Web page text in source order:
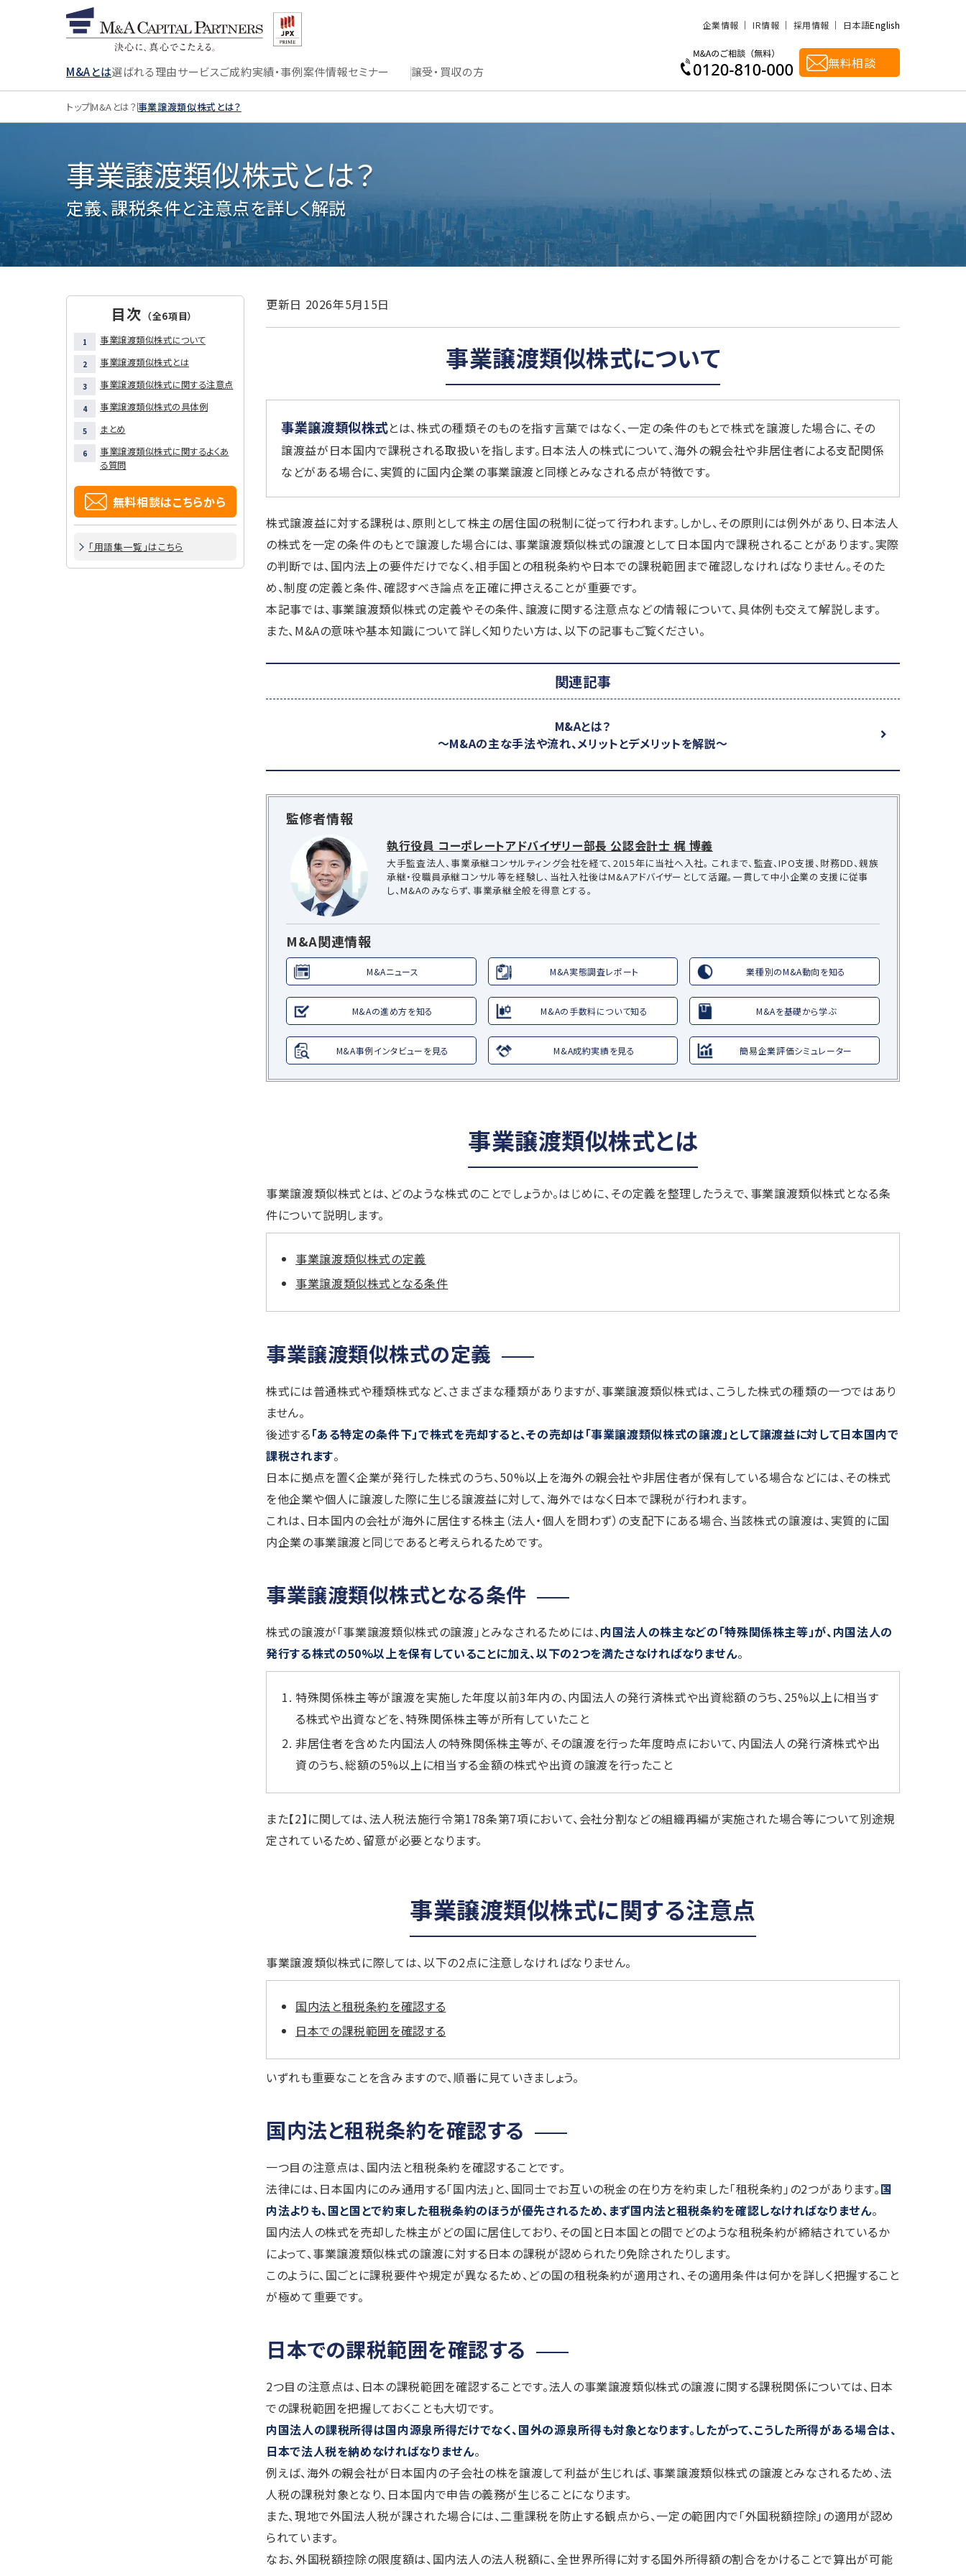
M&Aとは選ばれる理由サービスご成約実績・事例案件情報セミナー 譲受・買収の方
企業情報 IR情報 採用情報 日本語English
無料相談
トップM&Aとは？事業譲渡類似株式とは？
事業譲渡類似株式とは？
定義、課税条件と注意点を詳しく解説
目次 （全6項目）
事業譲渡類似株式について
事業譲渡類似株式とは
事業譲渡類似株式に関する注意点
事業譲渡類似株式の具体例
まとめ
事業譲渡類似株式に関するよくあ
る質問
無料相談はこちらから
「用語集一覧」はこちら
更新日 2026年5月15日
事業譲渡類似株式について
事業譲渡類似株式とは、株式の種類そのものを指す言葉ではなく、一定の条件のもとで株式を譲渡した場合に、その
譲渡益が日本国内で課税される取扱いを指します。日本法人の株式について、海外の親会社や非居住者による支配関係
などがある場合に、実質的に国内企業の事業譲渡と同様とみなされる点が特徴です。
株式譲渡益に対する課税は、原則として株主の居住国の税制に従って行われます。しかし、その原則には例外があり、日本法人
の株式を一定の条件のもとで譲渡した場合には、事業譲渡類似株式の譲渡として日本国内で課税されることがあります。実際
の判断では、国内法上の要件だけでなく、相手国との租税条約や日本での課税範囲まで確認しなければなりません。そのた
め、制度の定義と条件、確認すべき論点を正確に押さえることが重要です。
本記事では、事業譲渡類似株式の定義やその条件、譲渡に関する注意点などの情報について、具体例も交えて解説します。
また、M&Aの意味や基本知識について詳しく知りたい方は、以下の記事もご覧ください。
関連記事
M&Aとは？
～M&Aの主な手法や流れ、メリットとデメリットを解説～
監修者情報
執行役員 コーポレートアドバイザリー部長 公認会計士 梶 博義
大手監査法人、事業承継コンサルティング会社を経て、2015年に当社へ入社。 これまで、監査、IPO支援、財務DD、親族
承継・役職員承継コンサル等を経験し、当社入社後はM&Aアドバイザーとして活躍。一貫して中小企業の支援に従事
し、M&Aのみならず、事業承継全般を得意とする。
M&A関連情報
M&Aニュース M&A実態調査レポート 業種別のM&A動向を知る
M&Aの進め方を知る M&Aの手数料について知る M&Aを基礎から学ぶ
M&A事例インタビューを見る M&A成約実績を見る 簡易企業評価シミュレーター
事業譲渡類似株式とは
事業譲渡類似株式とは、どのような株式のことでしょうか。はじめに、その定義を整理したうえで、事業譲渡類似株式となる条
件について説明します。
事業譲渡類似株式の定義
事業譲渡類似株式となる条件
事業譲渡類似株式の定義
株式には普通株式や種類株式など、さまざまな種類がありますが、事業譲渡類似株式は、こうした株式の種類の一つではあり
ません。
後述する「ある特定の条件下」で株式を売却すると、その売却は「事業譲渡類似株式の譲渡」として譲渡益に対して日本国内で
課税されます。
日本に拠点を置く企業が発行した株式のうち、50%以上を海外の親会社や非居住者が保有している場合などには、その株式
を他企業や個人に譲渡した際に生じる譲渡益に対して、海外ではなく日本で課税が行われます。
これは、日本国内の会社が海外に居住する株主（法人・個人を問わず）の支配下にある場合、当該株式の譲渡は、実質的に国
内企業の事業譲渡と同じであると考えられるためです。
事業譲渡類似株式となる条件
株式の譲渡が「事業譲渡類似株式の譲渡」とみなされるためには、内国法人の株主などの「特殊関係株主等」が、内国法人の
発行する株式の50%以上を保有していることに加え、以下の2つを満たさなければなりません。
特殊関係株主等が譲渡を実施した年度以前3年内の、内国法人の発行済株式や出資総額のうち、25%以上に相当す
る株式や出資などを、特殊関係株主等が所有していたこと
非居住者を含めた内国法人の特殊関係株主等が、その譲渡を行った年度時点において、内国法人の発行済株式や出
資のうち、総額の5%以上に相当する金額の株式や出資の譲渡を行ったこと
また【2】に関しては、法人税法施行令第178条第7項において、会社分割などの組織再編が実施された場合等について別途規
定されているため、留意が必要となります。
事業譲渡類似株式に関する注意点
事業譲渡類似株式に際しては、以下の2点に注意しなければなりません。
国内法と租税条約を確認する
日本での課税範囲を確認する
いずれも重要なことを含みますので、順番に見ていきましょう。
国内法と租税条約を確認する
一つ目の注意点は、国内法と租税条約を確認することです。
法律には、日本国内にのみ通用する「国内法」と、国同士でお互いの税金の在り方を約束した「租税条約」の2つがあります。国
内法よりも、国と国とで約束した租税条約のほうが優先されるため、まず国内法と租税条約を確認しなければなりません。
国内法人の株式を売却した株主がどの国に居住しており、その国と日本国との間でどのような租税条約が締結されているか
によって、事業譲渡類似株式の譲渡に対する日本の課税が認められたり免除されたりします。
このように、国ごとに課税要件や規定が異なるため、どの国の租税条約が適用され、その適用条件は何かを詳しく把握すること
が極めて重要です。
日本での課税範囲を確認する
2つ目の注意点は、日本の課税範囲を確認することです。法人の事業譲渡類似株式の譲渡に関する課税関係については、日本
での課税範囲を把握しておくことも大切です。
内国法人の課税所得は国内源泉所得だけでなく、国外の源泉所得も対象となります。したがって、こうした所得がある場合は、
日本で法人税を納めなければなりません。
例えば、海外の親会社が日本国内の子会社の株を譲渡して利益が生じれば、事業譲渡類似株式の譲渡とみなされるため、法
人税の課税対象となり、日本国内で申告の義務が生じることになります。
また、現地で外国法人税が課された場合には、二重課税を防止する観点から、一定の範囲内で「外国税額控除」の適用が認め
られています。
なお、外国税額控除の限度額は、国内法人の法人税額に、全世界所得に対する国外所得額の割合をかけることで算出が可能